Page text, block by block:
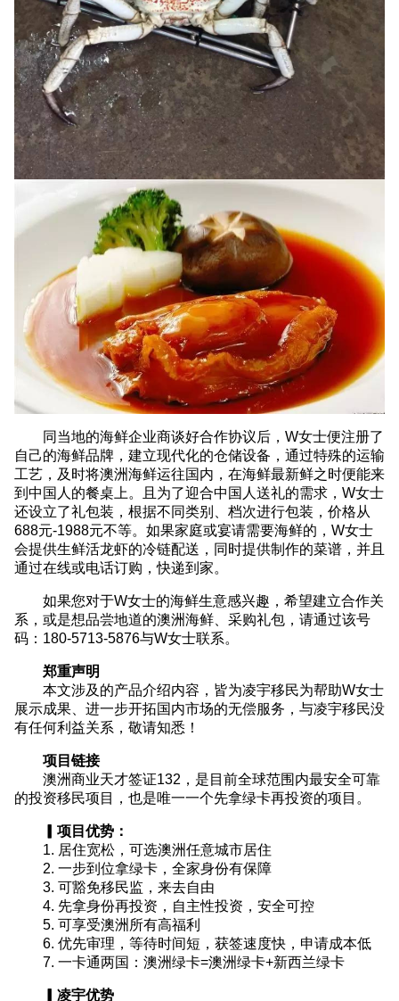
同当地的海鲜企业商谈好合作协议后，W女士便注册了
自己的海鲜品牌，建立现代化的仓储设备，通过特殊的运输
工艺，及时将澳洲海鲜运往国内，在海鲜最新鲜之时便能来
到中国人的餐桌上。且为了迎合中国人送礼的需求，W女士
还设立了礼包装，根据不同类别、档次进行包装，价格从
688元-1988元不等。如果家庭或宴请需要海鲜的，W女士
会提供生鲜活龙虾的冷链配送，同时提供制作的菜谱，并且
通过在线或电话订购，快递到家。
如果您对于W女士的海鲜生意感兴趣，希望建立合作关
系，或是想品尝地道的澳洲海鲜、采购礼包，请通过该号
码：180-5713-5876与W女士联系。
郑重声明
本文涉及的产品介绍内容，皆为凌宇移民为帮助W女士
展示成果、进一步开拓国内市场的无偿服务，与凌宇移民没
有任何利益关系，敬请知悉！
项目链接
澳洲商业天才签证132，是目前全球范围内最安全可靠
的投资移民项目，也是唯一一个先拿绿卡再投资的项目。
▎项目优势：
1. 居住宽松，可选澳洲任意城市居住
2. 一步到位拿绿卡，全家身份有保障
3. 可豁免移民监，来去自由
4. 先拿身份再投资，自主性投资，安全可控
5. 可享受澳洲所有高福利
6. 优先审理，等待时间短，获签速度快，申请成本低
7. 一卡通两国：澳洲绿卡=澳洲绿卡+新西兰绿卡
▎凌宇优势